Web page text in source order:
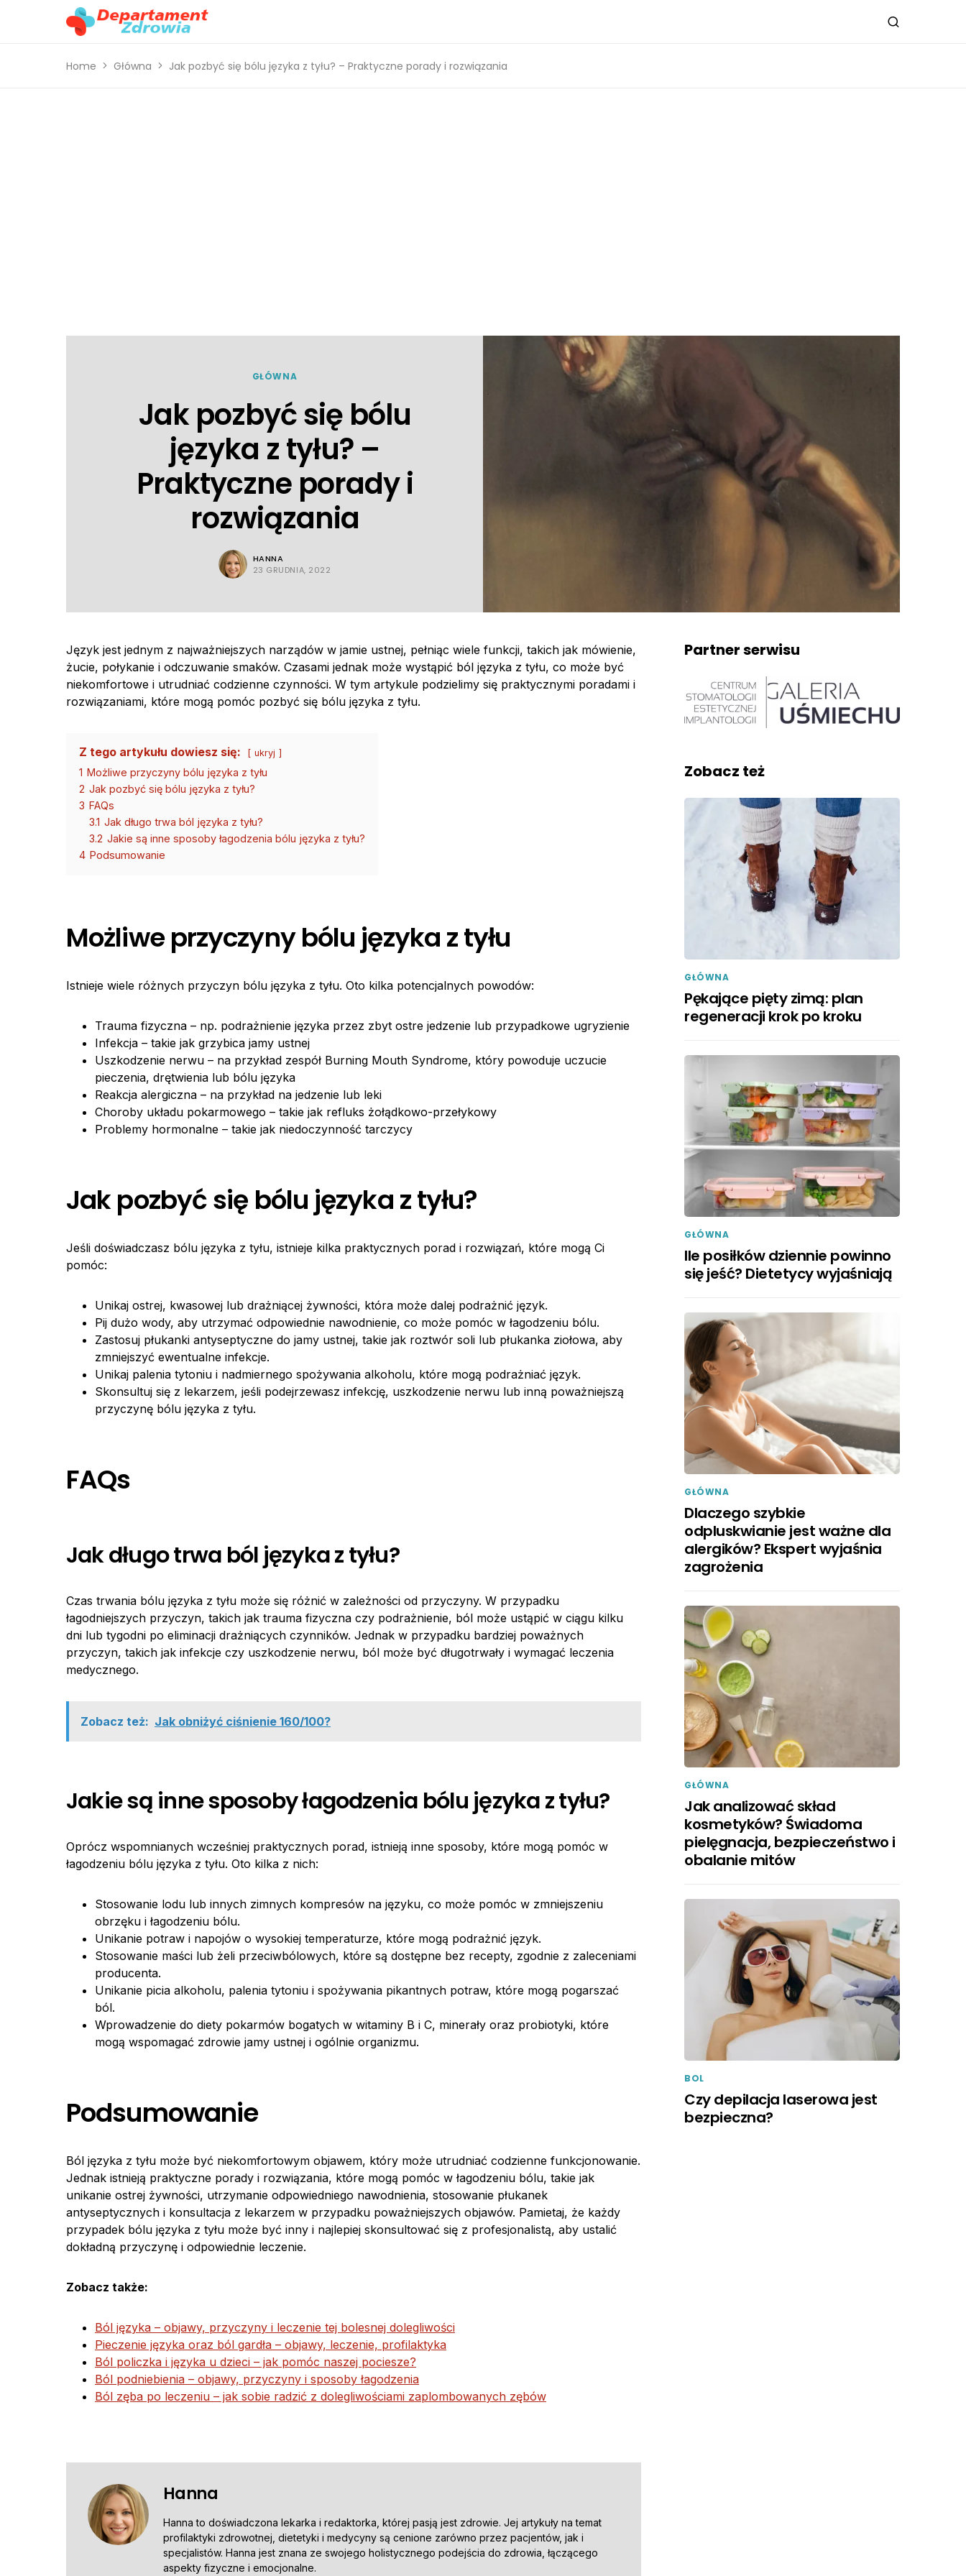
Home Główna Jak pozbyć się bólu języka z tyłu? – Praktyczne porady i rozwiązania
GŁÓWNA
Jak pozbyć się bólu
języka z tyłu? –
Praktyczne porady i
rozwiązania
HANNA
23 GRUDNIA, 2022
Język jest jednym z najważniejszych narządów w jamie ustnej, pełniąc wiele funkcji, takich jak mówienie,
żucie, połykanie i odczuwanie smaków. Czasami jednak może wystąpić ból języka z tyłu, co może być
niekomfortowe i utrudniać codzienne czynności. W tym artykule podzielimy się praktycznymi poradami i
rozwiązaniami, które mogą pomóc pozbyć się bólu języka z tyłu.
Z tego artykułu dowiesz się: ukryj
1 Możliwe przyczyny bólu języka z tyłu
2 Jak pozbyć się bólu języka z tyłu?
3 FAQs
3.1 Jak długo trwa ból języka z tyłu?
3.2 Jakie są inne sposoby łagodzenia bólu języka z tyłu?
4 Podsumowanie
Możliwe przyczyny bólu języka z tyłu
Istnieje wiele różnych przyczyn bólu języka z tyłu. Oto kilka potencjalnych powodów:
Trauma fizyczna – np. podrażnienie języka przez zbyt ostre jedzenie lub przypadkowe ugryzienie
Infekcja – takie jak grzybica jamy ustnej
Uszkodzenie nerwu – na przykład zespół Burning Mouth Syndrome, który powoduje uczucie
pieczenia, drętwienia lub bólu języka
Reakcja alergiczna – na przykład na jedzenie lub leki
Choroby układu pokarmowego – takie jak refluks żołądkowo-przełykowy
Problemy hormonalne – takie jak niedoczynność tarczycy
Jak pozbyć się bólu języka z tyłu?
Jeśli doświadczasz bólu języka z tyłu, istnieje kilka praktycznych porad i rozwiązań, które mogą Ci
pomóc:
Unikaj ostrej, kwasowej lub drażniącej żywności, która może dalej podrażnić język.
Pij dużo wody, aby utrzymać odpowiednie nawodnienie, co może pomóc w łagodzeniu bólu.
Zastosuj płukanki antyseptyczne do jamy ustnej, takie jak roztwór soli lub płukanka ziołowa, aby
zmniejszyć ewentualne infekcje.
Unikaj palenia tytoniu i nadmiernego spożywania alkoholu, które mogą podrażniać język.
Skonsultuj się z lekarzem, jeśli podejrzewasz infekcję, uszkodzenie nerwu lub inną poważniejszą
przyczynę bólu języka z tyłu.
FAQs
Jak długo trwa ból języka z tyłu?
Czas trwania bólu języka z tyłu może się różnić w zależności od przyczyny. W przypadku
łagodniejszych przyczyn, takich jak trauma fizyczna czy podrażnienie, ból może ustąpić w ciągu kilku
dni lub tygodni po eliminacji drażniących czynników. Jednak w przypadku bardziej poważnych
przyczyn, takich jak infekcje czy uszkodzenie nerwu, ból może być długotrwały i wymagać leczenia
medycznego.
Zobacz też: Jak obniżyć ciśnienie 160/100?
Jakie są inne sposoby łagodzenia bólu języka z tyłu?
Oprócz wspomnianych wcześniej praktycznych porad, istnieją inne sposoby, które mogą pomóc w
łagodzeniu bólu języka z tyłu. Oto kilka z nich:
Stosowanie lodu lub innych zimnych kompresów na języku, co może pomóc w zmniejszeniu
obrzęku i łagodzeniu bólu.
Unikanie potraw i napojów o wysokiej temperaturze, które mogą podrażnić język.
Stosowanie maści lub żeli przeciwbólowych, które są dostępne bez recepty, zgodnie z zaleceniami
producenta.
Unikanie picia alkoholu, palenia tytoniu i spożywania pikantnych potraw, które mogą pogarszać
ból.
Wprowadzenie do diety pokarmów bogatych w witaminy B i C, minerały oraz probiotyki, które
mogą wspomagać zdrowie jamy ustnej i ogólnie organizmu.
Podsumowanie
Ból języka z tyłu może być niekomfortowym objawem, który może utrudniać codzienne funkcjonowanie.
Jednak istnieją praktyczne porady i rozwiązania, które mogą pomóc w łagodzeniu bólu, takie jak
unikanie ostrej żywności, utrzymanie odpowiedniego nawodnienia, stosowanie płukanek
antyseptycznych i konsultacja z lekarzem w przypadku poważniejszych objawów. Pamietaj, że każdy
przypadek bólu języka z tyłu może być inny i najlepiej skonsultować się z profesjonalistą, aby ustalić
dokładną przyczynę i odpowiednie leczenie.
Zobacz także:
Ból języka – objawy, przyczyny i leczenie tej bolesnej dolegliwości
Pieczenie języka oraz ból gardła – objawy, leczenie, profilaktyka
Ból policzka i języka u dzieci – jak pomóc naszej pociesze?
Ból podniebienia – objawy, przyczyny i sposoby łagodzenia
Ból zęba po leczeniu – jak sobie radzić z dolegliwościami zaplombowanych zębów
Hanna
Hanna to doświadczona lekarka i redaktorka, której pasją jest zdrowie. Jej artykuły na temat
profilaktyki zdrowotnej, dietetyki i medycyny są cenione zarówno przez pacjentów, jak i
specjalistów. Hanna jest znana ze swojego holistycznego podejścia do zdrowia, łączącego
aspekty fizyczne i emocjonalne.
Partner serwisu
Zobacz też
GŁÓWNA
Pękające pięty zimą: plan
regeneracji krok po kroku
GŁÓWNA
Ile posiłków dziennie powinno
się jeść? Dietetycy wyjaśniają
GŁÓWNA
Dlaczego szybkie
odpluskwianie jest ważne dla
alergików? Ekspert wyjaśnia
zagrożenia
GŁÓWNA
Jak analizować skład
kosmetyków? Świadoma
pielęgnacja, bezpieczeństwo i
obalanie mitów
BOL
Czy depilacja laserowa jest
bezpieczna?